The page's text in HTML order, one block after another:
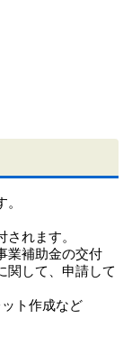
されます。
業補助金の交付
関して、申請して
ット作成など